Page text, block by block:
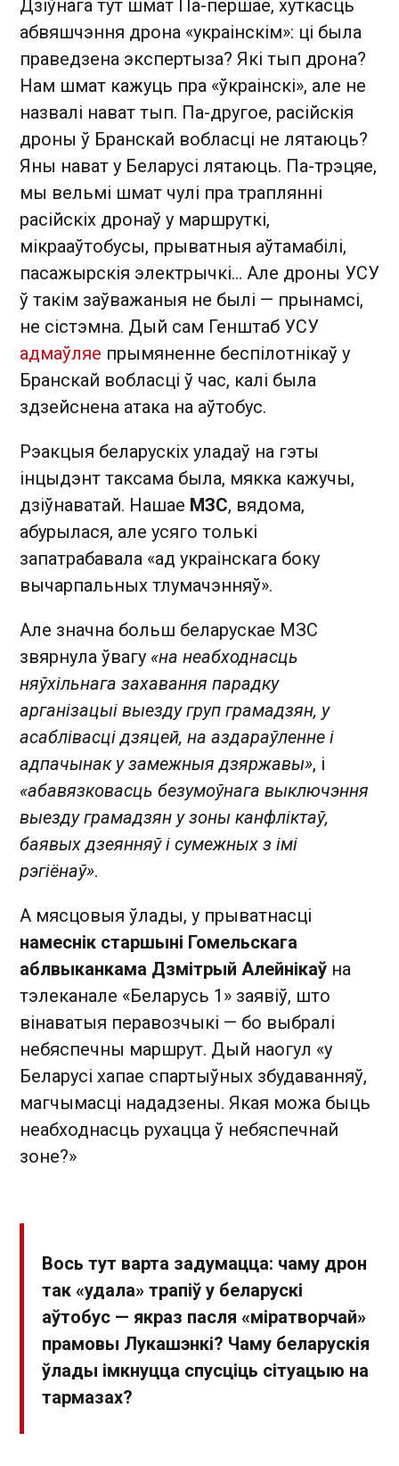
Дзіўнага тут шмат Па-першае, хуткасць
абвяшчэння дрона «украінскім»: ці была
праведзена экспертыза? Які тып дрона?
Нам шмат кажуць пра «ўкраінскі», але не
назвалі нават тып. Па-другое, расійскія
дроны ў Бранскай вобласці не лятаюць?
Яны нават у Беларусі лятаюць. Па-трэцяе,
мы вельмі шмат чулі пра траплянні
расійскіх дронаў у маршруткі,
мікрааўтобусы, прыватныя аўтамабілі,
пасажырскія электрычкі… Але дроны УСУ
ў такім заўважаныя не былі — прынамсі,
не сістэмна. Дый сам Генштаб УСУ
адмаўляе прымяненне беспілотнікаў у
Бранскай вобласці ў час, калі была
здзейснена атака на аўтобус.
Рэакцыя беларускіх уладаў на гэты
інцыдэнт таксама была, мякка кажучы,
дзіўнаватай. Нашае МЗС, вядома,
абурылася, але усяго толькі
запатрабавала «ад украінскага боку
вычарпальных тлумачэнняў».
Але значна больш беларускае МЗС
звярнула ўвагу «на неабходнасць
няўхільнага захавання парадку
арганізацыі выезду груп грамадзян, у
асаблівасці дзяцей, на аздараўленне і
адпачынак у замежныя дзяржавы», і
«абавязковасць безумоўнага выключэння
выезду грамадзян у зоны канфліктаў,
баявых дзеянняў і сумежных з імі
рэгіёнаў».
А мясцовыя ўлады, у прыватнасці
намеснік старшыні Гомельскага
аблвыканкама Дзмітрый Алейнікаў на
тэлеканале «Беларусь 1» заявіў, што
вінаватыя перавозчыкі — бо выбралі
небяспечны маршрут. Дый наогул «у
Беларусі хапае спартыўных збудаванняў,
магчымасці нададзены. Якая можа быць
неабходнасць рухацца ў небяспечнай
зоне?»
Вось тут варта задумацца: чаму дрон
так «удала» трапіў у беларускі
аўтобус — якраз пасля «міратворчай»
прамовы Лукашэнкі? Чаму беларускія
ўлады імкнуцца спусціць сітуацыю на
тармазах?